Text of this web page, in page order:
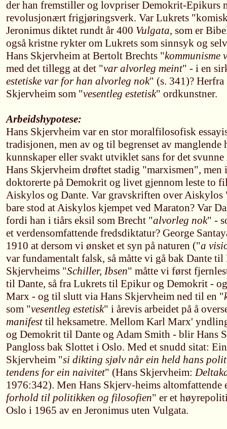
der han fremstiller og lovpriser Demokrit-Epikurs
revolusjonært frigjøringsverk. Var Lukrets
Jeronimus diktet rundt år 400 Vulgata, som er
også kristne rykter om Lukrets som sinnsyk og
Hans Skjervheim at Bertolt Brechts "kommunisme
med det tillegg at det "var alvorleg meint" - i en
estetiske var for han alvorleg nok" (s. 341)? Herfra
Skjervheim som "vesentleg estetisk" ordkunstner.
Arbeidshypotese:
Hans Skjervheim var en stor moralfilosofisk
tradisjonen, men av og til begrenset av manglende
kunnskaper eller svakt utviklet sans for det
Hans Skjervheim drøftet stadig "marxismen",
doktorerte på Demokrit og livet gjennom leste to
Aiskylos og Dante. Var gravskriften over Aiskylos
bare stod at Aiskylos kjempet ved Maraton? Var
fordi han i tiårs eksil som Brecht "alvorleg nok" -
et verdensomfattende fredsdiktatur? George
1910 at dersom vi ønsket et syn på naturen ("a
var fundamentalt falsk, så måtte vi gå bak Dante
Skjervheims "Schiller, Ibsen" måtte vi først
til Dante, så fra Lukrets til Epikur og Demokrit -
Marx - og til slutt via Hans Skjervheim ned til en "
som "vesentleg estetisk" i årevis arbeidet på å
manifesttil heksametre. Mellom Karl Marx'
og Demokrit til Dante og Adam Smith - blir Hans
Pangloss bak Slottet i Oslo. Med et snudd sitat:
Skjervheim "si dikting sjølv når ein held hans
tendens for ein naivitet" (Hans Skjervheim:
1976:342). Men Hans Skjerv-heims altomfattende
forhold til politikken og filosofien" er et
Oslo i 1965 av en Jeronimus uten Vulgata.